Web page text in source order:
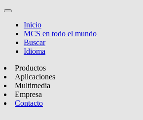
Inicio
MCS en todo el mundo
Buscar
Idioma
Productos
Aplicaciones
Multimedia
Empresa
Contacto